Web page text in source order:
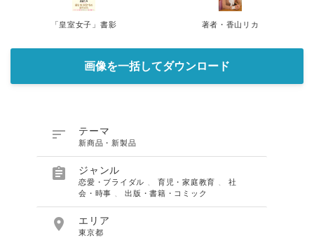
「皇室女子」書影 著者・香山リカ
画像を一括してダウンロード
 テーマ
新商品・新製品
 ジャンル
恋愛・ブライダル 、育児・家庭教育 、社
会・時事
、出版・書籍・コミック
 エリア
東京都